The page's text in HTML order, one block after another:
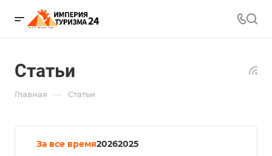
Статьи
Главная — Статьи
За все время20262025